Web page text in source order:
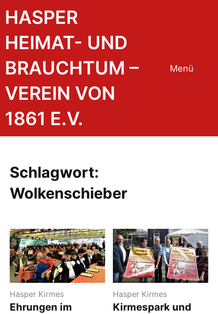
Inhalt
HASPER
HEIMAT- UND
BRAUCHTUM –
VEREIN VON
1861 E.V.
Menü
Schlagwort:
Wolkenschieber
Hasper Kirmes
Ehrungen im
Hasper Kirmes
Kirmespark und